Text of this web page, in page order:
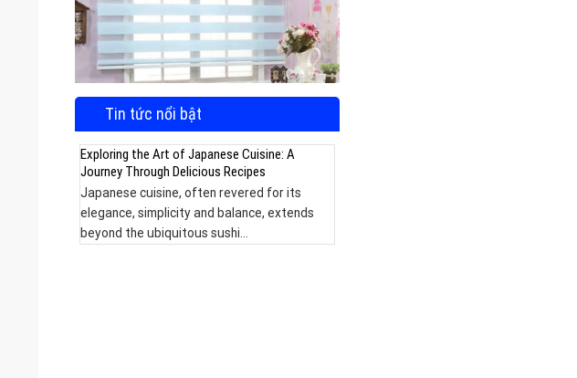
Tin tức nổi bật
Exploring the Art of Japanese Cuisine: A
Journey Through Delicious Recipes
Japanese cuisine, often revered for its
elegance, simplicity and balance, extends
beyond the ubiquitous sushi...